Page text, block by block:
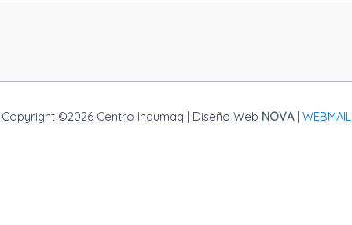
Copyright ©2026 Centro Indumaq | Diseño Web NOVA | WEBMAIL